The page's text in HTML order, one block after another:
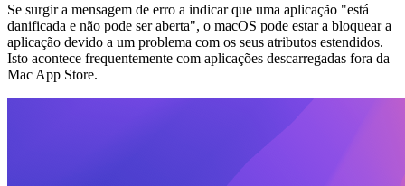
Se surgir a mensagem de erro a indicar que uma aplicação "está
danificada e não pode ser aberta", o macOS pode estar a bloquear a
aplicação devido a um problema com os seus atributos estendidos.
Isto acontece frequentemente com aplicações descarregadas fora da
Mac App Store.